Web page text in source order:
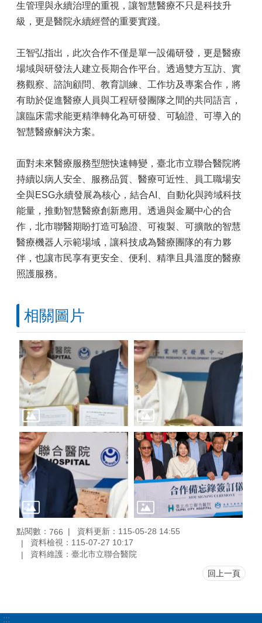
生管理與永續治理的重視，讓智慧醫療不只是科技升
級，更是醫院永續經營的重要實踐。
王智弘指出，此次合作不僅是單一設備研發，更是醫療
場域與研發法人建立長期合作平台。透過雙方互訪、實
務觀察、諮詢顧問、教育訓練、工作坊及專案合作，將
有助於促進醫療人員與工程研發團隊之間的共同語言，
讓臨床需求能更精準轉化為可研發、可驗證、可導入的
智慧醫療解決方案。
面對未來醫療服務型態快速轉變，臺北市立聯合醫院將
持續以病人安全、服務品質、醫療可近性、員工職場安
全與ESG永續發展為核心，結合AI、自動化與跨域科技
能量，推動智慧醫療創新應用。透過與金屬中心的合
作，北市聯醫期盼打造可驗證、可複製、可擴散的智慧
醫療機器人示範場域，讓科技成為醫療團隊的有力夥
伴，也讓市民享有更安全、便利、精準且具溫度的醫療
照護服務。
相關圖片
點閱數： 766
資料更新：115-05-28 14:55
資料檢視：115-07-27 10:17
資料維護：臺北市立聯合醫院
回上一頁
:::